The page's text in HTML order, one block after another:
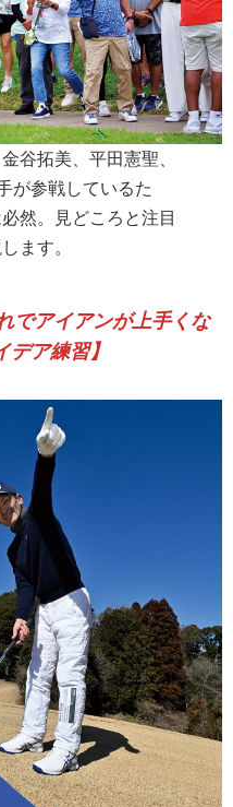
谷拓美、平田憲聖、
が参戦しているた
然。見どころと注目
ます。
でアイアンが上手くな
デア練習】